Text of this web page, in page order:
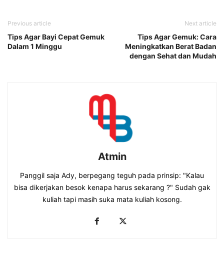
Previous article
Tips Agar Bayi Cepat Gemuk
Dalam 1 Minggu
Next article
Tips Agar Gemuk: Cara
Meningkatkan Berat Badan
dengan Sehat dan Mudah
Atmin
Panggil saja Ady, berpegang teguh pada prinsip: "Kalau
bisa dikerjakan besok kenapa harus sekarang ?" Sudah gak
kuliah tapi masih suka mata kuliah kosong.